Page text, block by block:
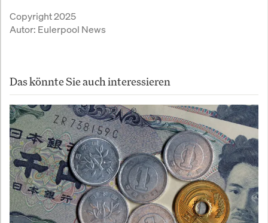
Copyright 2025
Autor: Eulerpool News
Das könnte Sie auch interessieren